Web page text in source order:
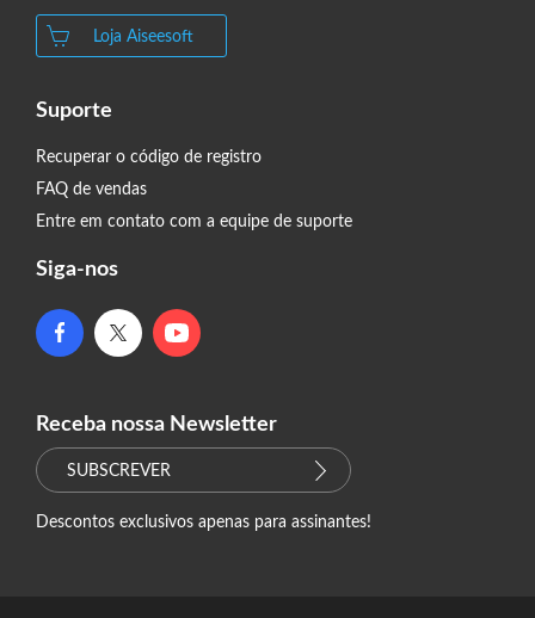
Loja Aiseesoft
Suporte
Recuperar o código de registro
FAQ de vendas
Entre em contato com a equipe de suporte
Siga-nos
Receba nossa Newsletter
SUBSCREVER
Descontos exclusivos apenas para assinantes!